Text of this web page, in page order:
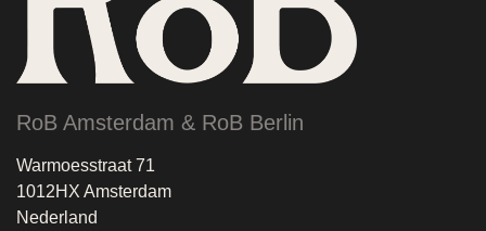
RoB Amsterdam & RoB Berlin
Warmoesstraat 71
1012HX Amsterdam
Nederland